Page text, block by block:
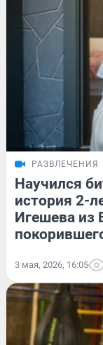
РАЗВЛЕЧЕНИЯ
Научился
история 2-
Игешева из
3 мая, 2026, 16:05